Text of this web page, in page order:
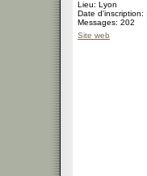
Lieu: Lyon
Date d'inscription:
Messages: 202
Site web